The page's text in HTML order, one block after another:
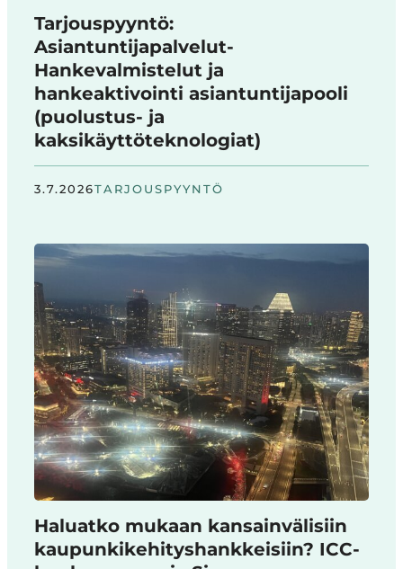
Tarjouspyyntö:
Asiantuntijapalvelut-
Hankevalmistelut ja
hankeaktivointi asiantuntijapooli
(puolustus- ja
kaksikäyttöteknologiat)
3.7.2026TARJOUSPYYNTÖ
Haluatko mukaan kansainvälisiin
kaupunkikehityshankkeisiin? ICC-